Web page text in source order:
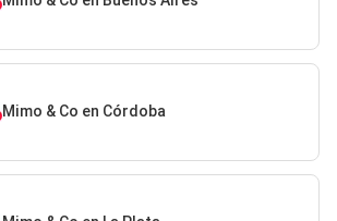
Mimo & Co en Córdoba